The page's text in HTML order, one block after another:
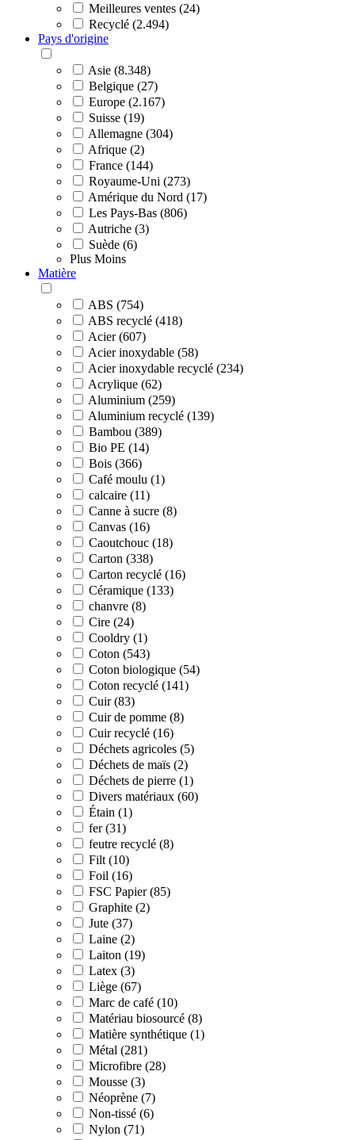
Meilleures ventes (24)
Recyclé (2.494)
Pays d'origine
Asie (8.348)
Belgique (27)
Europe (2.167)
Suisse (19)
Allemagne (304)
Afrique (2)
France (144)
Royaume-Uni (273)
Amérique du Nord (17)
Les Pays-Bas (806)
Autriche (3)
Suède (6)
Plus Moins
Matière
ABS (754)
ABS recyclé (418)
Acier (607)
Acier inoxydable (58)
Acier inoxydable recyclé (234)
Acrylique (62)
Aluminium (259)
Aluminium recyclé (139)
Bambou (389)
Bio PE (14)
Bois (366)
Café moulu (1)
calcaire (11)
Canne à sucre (8)
Canvas (16)
Caoutchouc (18)
Carton (338)
Carton recyclé (16)
Céramique (133)
chanvre (8)
Cire (24)
Cooldry (1)
Coton (543)
Coton biologique (54)
Coton recyclé (141)
Cuir (83)
Cuir de pomme (8)
Cuir recyclé (16)
Déchets agricoles (5)
Déchets de maïs (2)
Déchets de pierre (1)
Divers matériaux (60)
Étain (1)
fer (31)
feutre recyclé (8)
Filt (10)
Foil (16)
FSC Papier (85)
Graphite (2)
Jute (37)
Laine (2)
Laiton (19)
Latex (3)
Liège (67)
Marc de café (10)
Matériau biosourcé (8)
Matière synthétique (1)
Métal (281)
Microfibre (28)
Mousse (3)
Néoprène (7)
Non-tissé (6)
Nylon (71)